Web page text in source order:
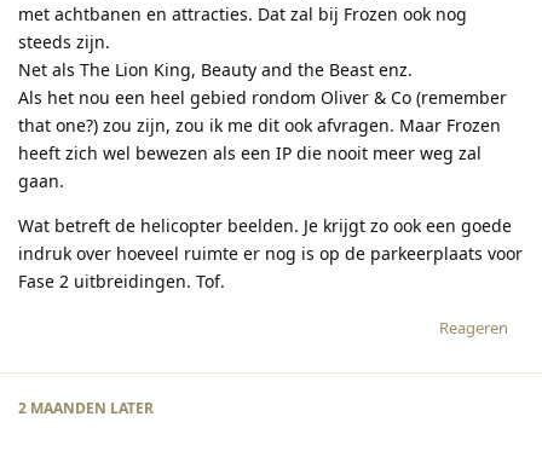
met achtbanen en attracties. Dat zal bij Frozen ook nog
steeds zijn.
Net als The Lion King, Beauty and the Beast enz.
Als het nou een heel gebied rondom Oliver & Co (remember
that one?) zou zijn, zou ik me dit ook afvragen. Maar Frozen
heeft zich wel bewezen als een IP die nooit meer weg zal
gaan.
Wat betreft de helicopter beelden. Je krijgt zo ook een goede
indruk over hoeveel ruimte er nog is op de parkeerplaats voor
Fase 2 uitbreidingen. Tof.
Reageren
2 MAANDEN LATER